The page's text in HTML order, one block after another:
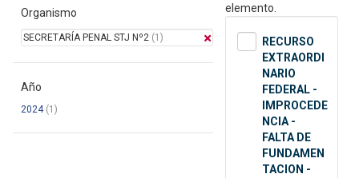
Organismo
SECRETARÍA PENAL STJ Nº2 (1)
Año
2024(1)
elemento.
RECURSO
EXTRAORDI
NARIO
FEDERAL -
IMPROCEDE
NCIA -
FALTA DE
FUNDAMEN
TACION -